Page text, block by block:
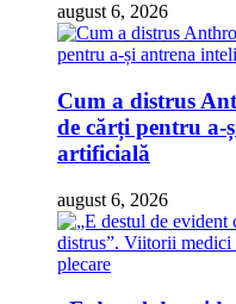
august 6, 2026
Cum a distrus
de cărți pentru a-
artificială
august 6, 2026